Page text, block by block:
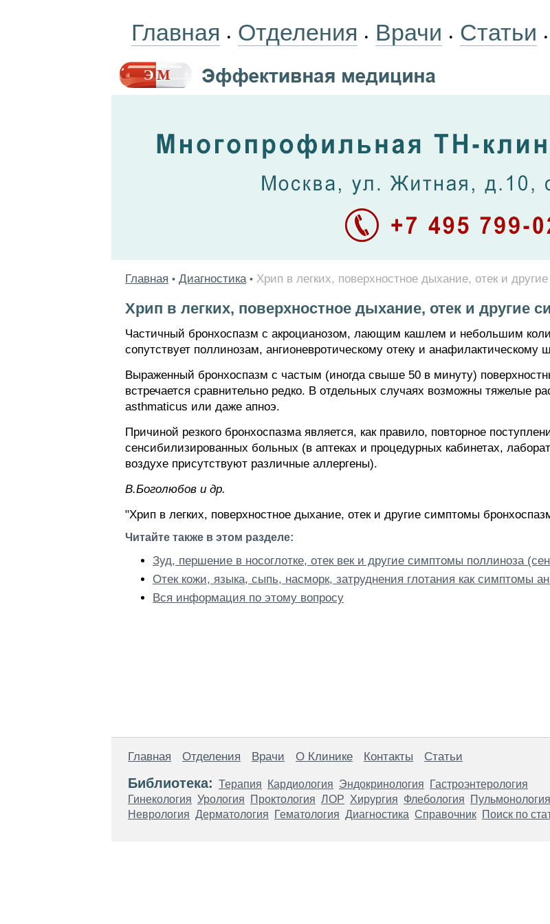
Главная • Отделения • Врачи • Статьи •
Главная • Диагностика • Хрип в легких, поверхностное дыхание, отек и
Хрип в легких, поверхностное дыхание, отек и другие
Частичный бронхоспазм с акроцианозом, лающим кашлем и небольшим
сопутствует поллинозам, ангионевротическому отеку и анафилактическому
Выраженный бронхоспазм с частым (иногда свыше 50 в минуту)
встречается сравнительно редко. В отдельных случаях возможны тяжелые
asthmaticus или даже апноэ.
Причиной резкого бронхоспазма является, как правило, повторное
сенсибилизированных больных (в аптеках и процедурных кабинетах,
воздухе присутствуют различные аллергены).
В.Боголюбов и др.
"Хрип в легких, поверхностное дыхание, отек и другие симптомы
Читайте также в этом разделе:
Зуд, першение в носоглотке, отек век и другие симптомы поллиноза
Отек кожи, языка, сыпь, насморк, затруднения глотания как симптомы
Вся информация по этому вопросу
Главная Отделения Врачи О Клинике Контакты Статьи
Библиотека: Терапия Кардиология Эндокринология
Гастроэнтерология
Гинекология Урология Проктология ЛОР Хирургия Флебология
Пульмонология
Неврология Дерматология Гематология Диагностика Справочник Поиск по